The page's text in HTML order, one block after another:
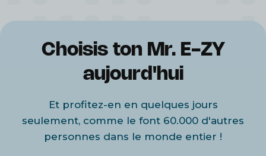
Choisis ton Mr. E-ZY
aujourd'hui
Et profitez-en en quelques jours
seulement, comme le font 60.000 d'autres
personnes dans le monde entier !